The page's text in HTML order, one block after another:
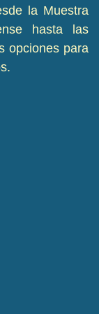
la Muestra
hasta las
opciones para